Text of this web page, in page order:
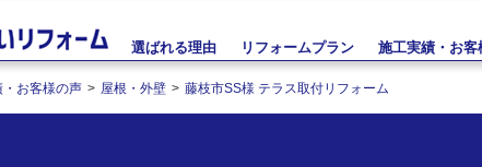
選ばれる理由 リフォームプラン 施工実績・お客
・お客様の声 屋根・外壁 藤枝市SS様 テラス取付リフォーム